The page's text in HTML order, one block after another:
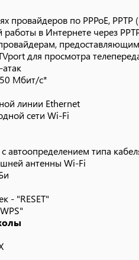
в автоматическом
(L2TP/PPTP/PPPoE) и к
атак
MAC-адреса, IP-адреса,
провайдеров по PPPoE, PPTP
в Интернете через
предоставляющим
для просмотра
Мбит/с*
линии Ethernet
сети Wi-Fi
автоопределением типа
антенны Wi-Fi
- "RESET"